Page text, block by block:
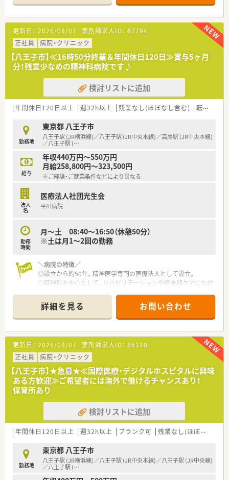
【店舗情報と応需状況について】
■最寄り駅の吉祥寺駅から徒歩3分という、毎日の通勤に大変便
利な好立地にある調剤薬局となります。
■処方箋は1日平均約70枚で、内科や産婦人科を中心に様々な科
目を面で応需している店舗です。
■基本的には薬剤師2名から3名と医療事務2名が在籍し、協力し
ながら日々の業務に対応しています。
【募集背景と求める人物像について】
■今回は欠員補充ではなく、従業員のさらなる働きやすさや満足
度の向上を目指した増員募集となります。
ションを取りながら働ける方を求めます。
■仕事と私生活にメリハリをつけ、将来的には管理薬剤師などの
役職を目指したい方も大歓迎です。
【やりがい/おすすめポイント】
■エリアマネージャーが11名在籍しており、急な欠員時にも即
座にフォローが入る体制が大きな強みです。
現できている点が非常におすすめとなります。
■住宅手当や財形貯蓄、会員制リゾート施設の利用など、大企業
【法人特徴について】
■吉祥寺を本拠地として創業80年以上の歴史を誇り、地域住民
■調剤薬局運営のほか、ドラッグストアや介護福祉事業など幅広
い医療福祉サービスを展開しています。
■東京都や埼玉県、神奈川県に30店舗以上を構え、地域のインフ
更新日： 2026/08/07 薬剤師求人ID： 87794
正社員
病院・クリニック
【八王子市】≪16時50分終業＆年間休日120日≫賞与5ヶ月
分！残業少なめの精神科病院です♪
検討リストに追加
年間休日120日以上 週32h以上 残業なし(ほぼなし含む) 転勤なし
勤務地
東京都 八王子市
八王子駅 (JR横浜線)／八王子駅 (JR中央本線)／高尾駅 (JR中央本線)
／八王子駅 (…
給与
年収440万円～550万円
月給258,800円～323,500円
※ご経験・ご就業条件などにより異なる
法人
名
医療法人社団光生会
平川病院
勤務
時間
月～土 08:40～16:50（休憩50分）
※土は月1～2回の勤務
＼病院の特徴／
◎設立から約50年。精神医学専門の医療法人として設立。
◎精神科を中心として、リハビリテーションや終末期ケアにも対
◎広範囲の医療を提供する新しい精神科医療に取り組んでいま
す。
◎患者様やご家族、社会のニーズに応えるべく
専門的知識と高度な技術、そして豊かな感性を大切にしていま
す。
◎現在は病院の他、精神科クリニック、グループホーム、
訪問看護ステーション等も運営しております。
◎京王八王子駅(北口)／JR高尾駅(北口)より、送迎バスがござい
ます。
◎マイカー通勤も可能です
＼働き方の特徴／
◎日勤のみ！16時50分までの勤務です。
◎プライベート重視派にもおすすめ。
◎薬剤師を多めに配置しており、薬剤管理指導業務に力を入れて
◎有給消化率も高く、ワークライフバランス重視な方にもオスス
メです。
◎年齢層も幅広く、経験の少ない方でも安心してご就業いただけ
ます。
詳細を見る お問い合わせ
更新日： 2026/08/07 薬剤師求人ID： 86120
正社員
病院・クリニック
【八王子市】★急募★≪国際医療・デジタルホスピタルに興味
ある方歓迎≫ご希望者には海外で働けるチャンスあり！
保育所あり
検討リストに追加
年間休日120日以上 週32h以上 ブランク可 残業なし(ほぼなし含む)
勤務地
東京都 八王子市
八王子駅 (JR横浜線)／八王子駅 (JR中央本線)／八王子駅 (JR中央線)
／八王子駅 (…